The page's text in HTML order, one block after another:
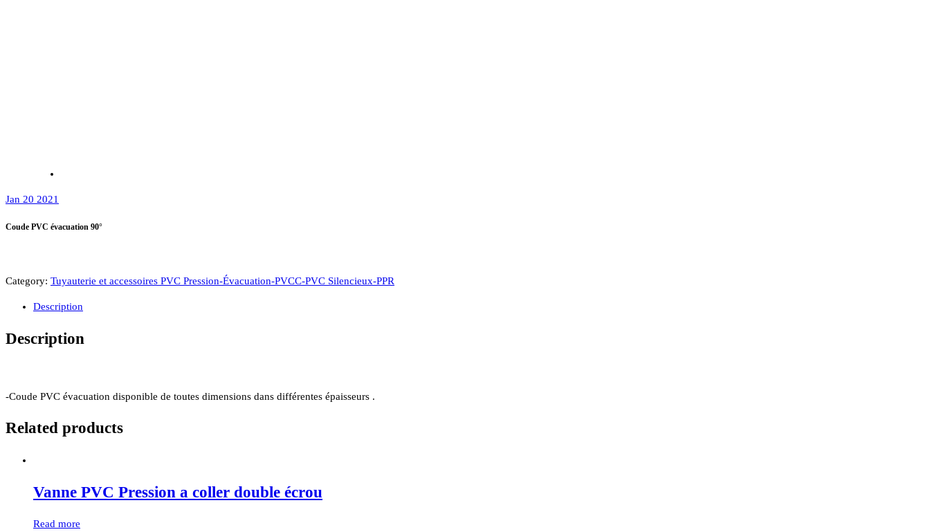
Jan 20 2021
Coude PVC évacuation 90°
Category: Tuyauterie et accessoires PVC Pression-Évacuation-PVCC-PVC Silencieux-PPR
Description
Description
-Coude PVC évacuation disponible de toutes dimensions dans différentes épaisseurs .
Related products
Vanne PVC Pression a coller double écrou
Read more